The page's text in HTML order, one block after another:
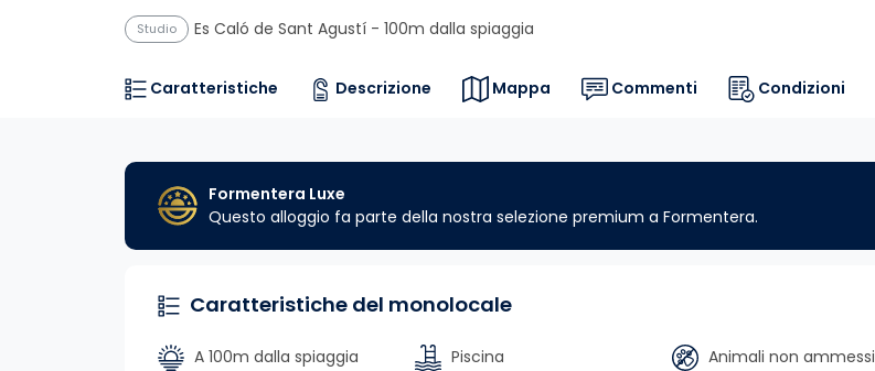
Studio Es Caló de Sant Agustí- 100m dalla spiaggia
Caratteristiche Descrizione Mappa Commenti Condizioni
Formentera Luxe
Questo alloggio fa parte della nostra selezione premium a Formentera.
Caratteristiche del monolocale
A 100m dalla spiaggia Piscina Animali non ammessi